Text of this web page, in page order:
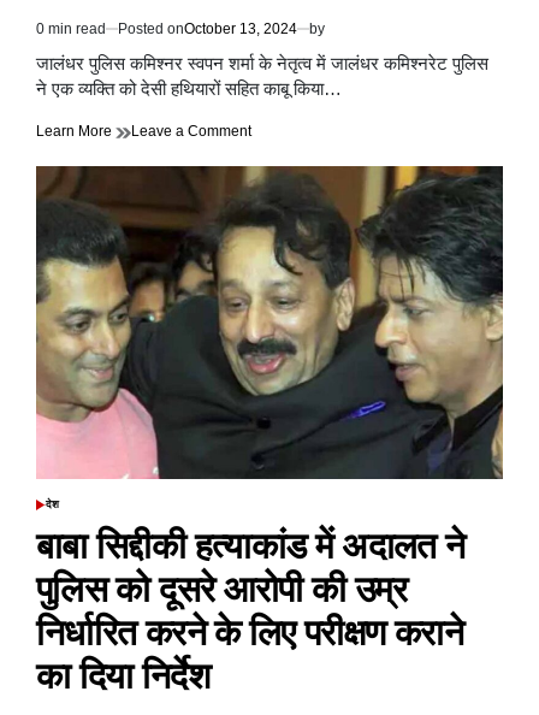
Estimated
read
time
0 min read Posted onOctober 13, 2024 by
जालंधर पुलिस कमिश्नर स्वपन शर्मा के नेतृत्व में जालंधर कमिश्नरेट पुलिस
ने एक व्यक्ति को देसी हथियारों सहित काबू किया…
Learn More Leave a Commenton
देसी
सहित
जालंधर
कमिश्नरेट
पुलिस
ने
एक
व्यक्ति
को
किया
काबू
POSTED
देश
बाबा सिद्दीकी हत्याकांड में अदालत ने
पुलिस को दूसरे आरोपी की उम्र
निर्धारित करने के लिए परीक्षण कराने
का दिया निर्देश